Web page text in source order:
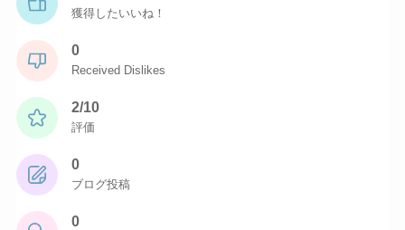
獲得したいいね！
0
Received Dislikes
2/10
評価
0
ブログ投稿
0